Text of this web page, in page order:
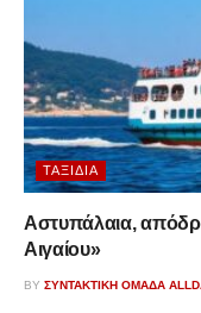
ΤΑΞΊΔΙΑ
Αστυπάλαια,
Αιγαίου»
BY ΣΥΝΤΑΚΤΙΚΉ ΟΜΆΔΑ